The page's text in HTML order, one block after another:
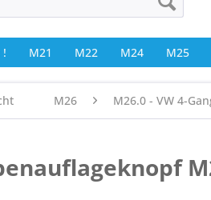
! M21 M22 M24 M25
M26 M26.0 - VW 4-